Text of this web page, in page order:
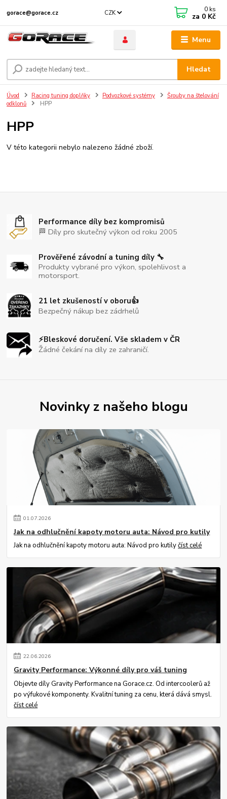
Menu
CZK
Hledat
gorace@gorace.cz 0 ks
za 0 Kč
Úvod Racing tuning doplňky Podvozkové systémy
Šrouby na štelování
odklonů
HPP
HPP
V této kategorii nebylo nalezeno žádné zboží.
Performance díly bez kompromisů
🏁 Díly pro skutečný výkon od roku 2005
Prověřené závodní a tuning díly 🔧
Produkty vybrané pro výkon, spolehlivost a
motorsport.
21 let zkušeností v oboru👍
Bezpečný nákup bez zádrhelů
⚡Bleskové doručení. Vše skladem v ČR
Žádné čekání na díly ze zahraničí.
Novinky z našeho blogu
01.07.2026
Jak na odhlučnění kapoty motoru auta: Návod pro kutily
Jak na odhlučnění kapoty motoru auta: Návod pro kutilyčíst celé
22.06.2026
Gravity Performance: Výkonné díly pro váš tuning
Objevte díly Gravity Performance na Gorace.cz. Od intercoolerů až
po výfukové komponenty. Kvalitní tuning za cenu, která dává smysl.
číst celé